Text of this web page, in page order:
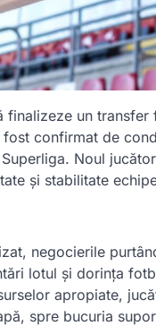
finalizeze un
confirmat de
Noul
și stabilitate
negocierile
lotul și dorința
apropiate,
spre bucuria